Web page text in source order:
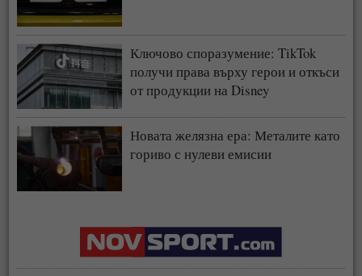
Ключово споразумение: TikTok
получи права върху герои и откъси
от продукции на Disney
Новата желязна ера: Металите като
гориво с нулеви емисии